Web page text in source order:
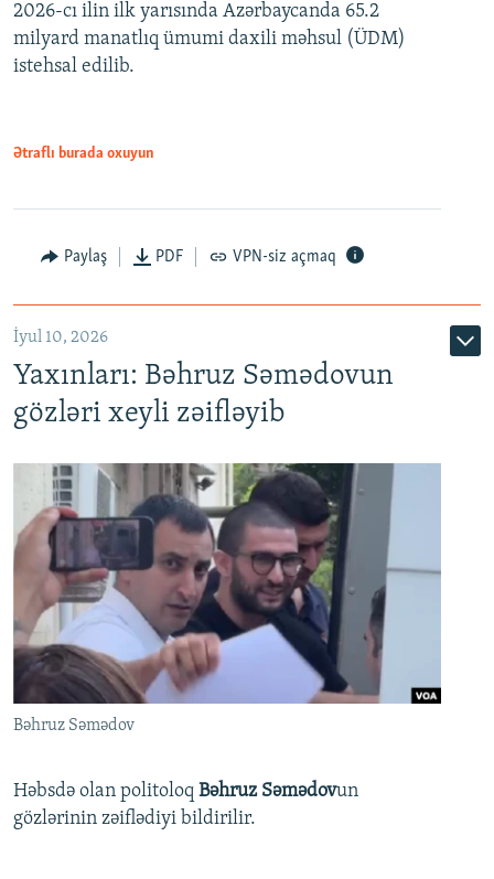
Auto 240p 360p 480p
360p
480p
2026-cı ilin ilk yarısında Azərbaycanda 65.2
milyard manatlıq ümumi daxili məhsul (ÜDM)
istehsal edilib.
Ətraflı burada oxuyun
Paylaş PDF VPN-siz açmaq
İyul 10, 2026
Yaxınları: Bəhruz Səmədovun
gözləri xeyli zəifləyib
Bəhruz Səmədov
Həbsdə olan politoloq Bəhruz Səmədovun
gözlərinin zəiflədiyi bildirilir.